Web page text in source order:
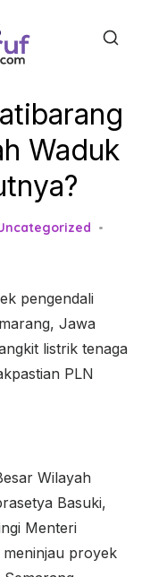
Waduk
pengendali
Jawa
listrik tenaga
PLN
Wilayah
Basuki,
Menteri
proyek